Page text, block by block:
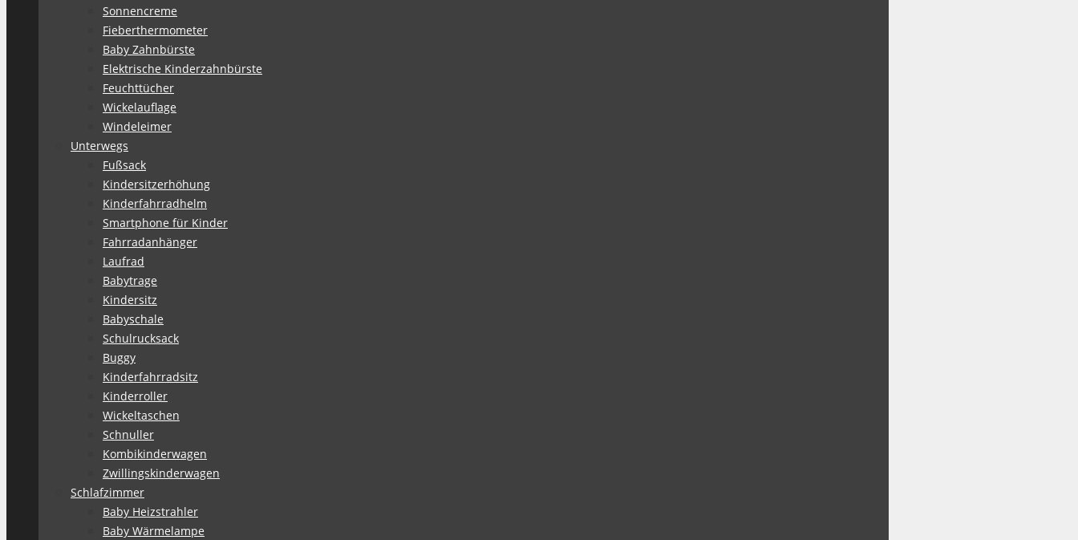
Sonnencreme
Fieberthermometer
Baby Zahnbürste
Elektrische Kinderzahnbürste
Feuchttücher
Wickelauflage
Windeleimer
Unterwegs
Fußsack
Kindersitzerhöhung
Kinderfahrradhelm
Smartphone für Kinder
Fahrradanhänger
Laufrad
Babytrage
Kindersitz
Babyschale
Schulrucksack
Buggy
Kinderfahrradsitz
Kinderroller
Wickeltaschen
Schnuller
Kombikinderwagen
Zwillingskinderwagen
Schlafzimmer
Baby Heizstrahler
Baby Wärmelampe